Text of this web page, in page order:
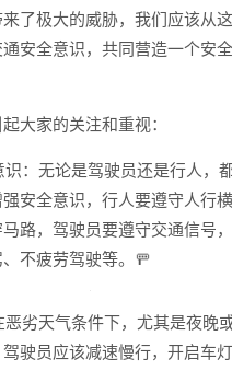
了极大的威胁，我们应该从
安全意识，共同营造一个安
大家的关注和重视：
识：无论是驾驶员还是行人，
安全意识，行人要遵守人行
路，驾驶员要遵守交通信号，
不疲劳驾驶等。🚥
恶劣天气条件下，尤其是夜晚
驶员应该减速慢行，开启车